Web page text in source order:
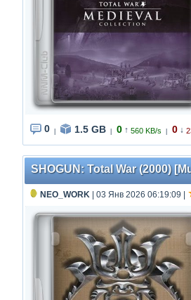
0 1.5 GB 0 ↑ 560 KB/s 0 ↓
SHOGUN: Total War (2000)
NEO_WORK | 03 Янв 2026 06:19:09